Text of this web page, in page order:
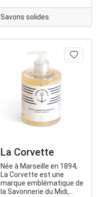
Savons solides.
La Corvette
Née à Marseille en 1894,
La Corvette est une
marque emblématique de
la Savonnerie du Midi,